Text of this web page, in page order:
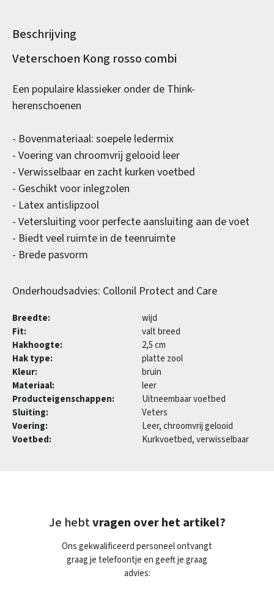
Beschrijving
Productinformatie
Veterschoen Kong rosso combi
Een populaire klassieker onder de Think-
herenschoenen
- Bovenmateriaal: soepele ledermix
- Voering van chroomvrij gelooid leer
- Verwisselbaar en zacht kurken voetbed
- Geschikt voor inlegzolen
- Latex antislipzool
- Vetersluiting voor perfecte aansluiting aan de voet
- Biedt veel ruimte in de teenruimte
- Brede pasvorm
Onderhoudsadvies: Collonil Protect and Care
Breedte:
wijd
Fit:
valt breed
Hakhoogte:
2,5 cm
Hak type:
platte zool
Kleur:
bruin
Materiaal:
leer
Producteigenschappen:
Uitneembaar voetbed
Sluiting:
Veters
Voering:
Leer, chroomvrij gelooid
Voetbed:
Kurkvoetbed, verwisselbaar
Je hebtvragen over het artikel?
Ons gekwalificeerd personeel ontvangt
graag je telefoontje en geeft je graag
advies: